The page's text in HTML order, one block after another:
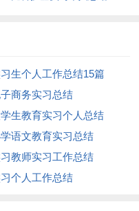
生个人工作总结15篇
商务实习总结
生教育实习个人总结
语文教育实习总结
教师实习工作总结
个人工作总结